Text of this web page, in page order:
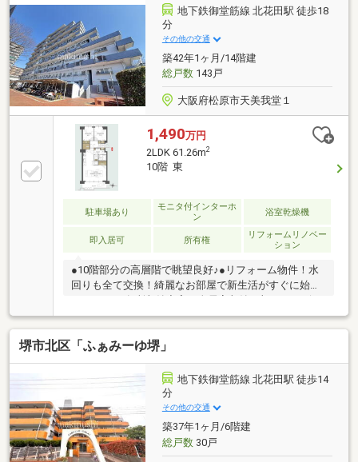
（LDK、6帖の洋室）ハウスフリーダムは【東証スタン
ダード上場企業】です。不動産購入や住宅ローンにつ
いては、ハウスフリーダムにお任せ下さい。（ご来店
の際は、店舗前に大型駐車場を完備しております！）
地下鉄御堂筋線 北花田駅 徒歩18
分
その他の交通
築42年1ヶ月/14階建
総戸数143戸
大阪府松原市天美我堂１
1,490万円
2LDK 61.26m2
10階 東
駐車場あり
モニタ付インターホ
ン
浴室乾燥機
即入居可 所有権
リフォームリノベー
ション
●10階部分の高層階で眺望良好♪●リフォーム物件！水
回りも全て交換！綺麗なお部屋で新生活がすぐに始め
グやキッチン収納、玄関収納など♪収納家具の購入も
最低限ですみます♪●LDKは16.2帖♪キッチンは壁付けタ
イプで空間が広く使えます♪キッチン横にその他の水
回りも集まっているので家事動線も便利♪●徒歩１０分
圏内に、スーパーが複数ありお買い物がとっても便
利！コンビニもすぐ近くにあり♪当社のスタッフがお
客様にあった資金計画をご提案いたします！まずは資
料だけほしいという方も大歓迎！不動産のことなら創
業４０年以上の当社にぜひお任せください♪
堺市北区「ふぁみーゆ堺」
地下鉄御堂筋線 北花田駅 徒歩14
分
その他の交通
築37年1ヶ月/6階建
総戸数30戸